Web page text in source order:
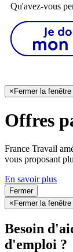
Qu'avez-vous
×Fermer la
Offres
France Travail
vous proposant
En savoir plus
Fermer
× Fermer la
Besoin
d'emploi ?